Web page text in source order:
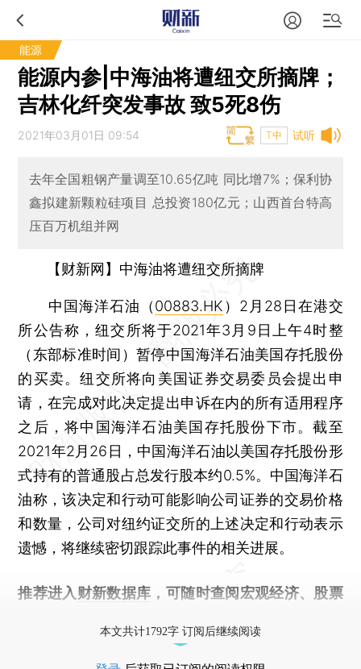
能源
能源内参|中海油将遭纽交所摘牌；
吉林化纤突发事故 致5死8伤
试听
2021年03月01日 09:54 T中
去年全国粗钢产量调至10.65亿吨 同比增7%；保利协
鑫拟建新颗粒硅项目 总投资180亿元；山西首台特高
压百万机组并网
【财新网】中海油将遭纽交所摘牌
中国海洋石油（00883.HK ）2月28日在港交
所公告称，纽交所将于2021年3月9日上午4时整
（东部标准时间）暂停中国海洋石油美国存托股份
的买卖。纽交所将向美国证券交易委员会提出申
请，在完成对此决定提出申诉在内的所有适用程序
之后，将中国海洋石油美国存托股份下市。截至
2021年2月26日，中国海洋石油以美国存托股份形
式持有的普通股占总发行股本约0.5%。中国海洋石
油称，该决定和行动可能影响公司证券的交易价格
和数量，公司对纽约证交所的上述决定和行动表示
遗憾，将继续密切跟踪此事件的相关进展。
推荐进入 财新数据库 ，可随时查阅宏观经济、股票
本文共计1792字 订阅后继续阅读